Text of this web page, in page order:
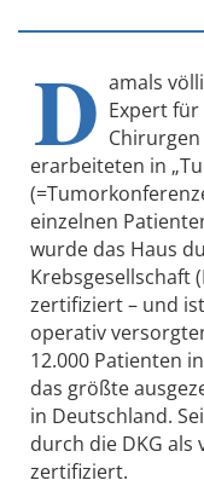
D amals
Expert
erarbeiteten in
einzelnen
wurde das Haus
Krebsgesellschaft
zertifiziert – und
operativ
12.000 Patienten
das größte
in Deutschland.
durch die DKG
zertifiziert.